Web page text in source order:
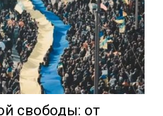
свободы: от